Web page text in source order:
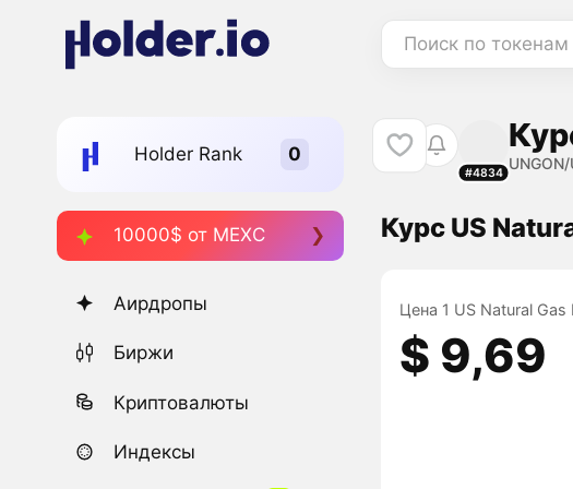
Поиск по
Holder Rank
10000$ от MEXC
Аирдропы
Биржи
Криптовалюты
Индексы
#4834
Курс US
Цена 1 US Natural Gas
$ 9,69